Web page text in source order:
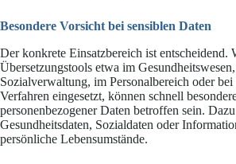
Besondere Vorsicht bei sensiblen Daten
Der konkrete Einsatzbereich ist entscheidend.
Übersetzungstools etwa im
Sozialverwaltung, im Personalbereich oder
Verfahren eingesetzt, können schnell
personenbezogener Daten betroffen sein.
Gesundheitsdaten, Sozialdaten oder
persönliche Lebensumstände.